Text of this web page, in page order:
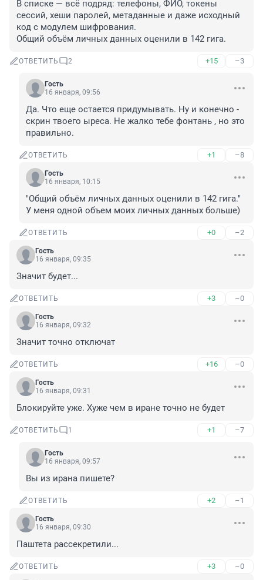
В списке — всё подряд: телефоны, ФИО, токены
сессий, хеши паролей, метаданные и даже исходный
код с модулем шифрования.
Общий объём личных данных оценили в 142 гига.
ОТВЕТИТЬ 2 +15 –3
Гость
16 января, 09:56
Да. Что еще остается придумывать. Ну и конечно -
скрин твоего ыреса. Не жалко тебе фонтань , но это
правильно.
ОТВЕТИТЬ +1 –8
Гость
16 января, 10:15
"Общий объём личных данных оценили в 142 гига."
У меня одной объем моих личных данных больше)
ОТВЕТИТЬ +0 –2
Гость
16 января, 09:35
Значит будет...
ОТВЕТИТЬ +3 –0
Гость
16 января, 09:32
Значит точно отключат
ОТВЕТИТЬ +16 –0
Гость
16 января, 09:31
Блокируйте уже. Хуже чем в иране точно не будет
ОТВЕТИТЬ 1 +1 –7
Гость
16 января, 09:57
Вы из ирана пишете?
ОТВЕТИТЬ +2 –1
Гость
16 января, 09:30
Паштета рассекретили...
ОТВЕТИТЬ +3 –0